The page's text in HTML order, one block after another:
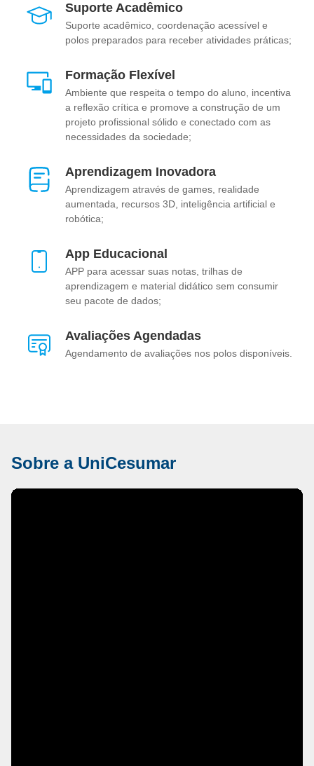
Suporte Acadêmico
Suporte acadêmico, coordenação acessível e
polos preparados para receber atividades práticas;
Formação Flexível
Ambiente que respeita o tempo do aluno, incentiva
a reflexão crítica e promove a construção de um
projeto profissional sólido e conectado com as
necessidades da sociedade;
Aprendizagem Inovadora
Aprendizagem através de games, realidade
aumentada, recursos 3D, inteligência artificial e
robótica;
App Educacional
APP para acessar suas notas, trilhas de
aprendizagem e material didático sem consumir
seu pacote de dados;
Avaliações Agendadas
Agendamento de avaliações nos polos disponíveis.
Sobre a UniCesumar